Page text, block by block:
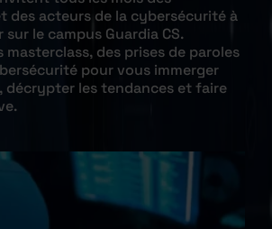
des acteurs de la cybersécurité à
le campus Guardia CS.
masterclass, des prises de paroles
pour vous immerger
décrypter les tendances et faire